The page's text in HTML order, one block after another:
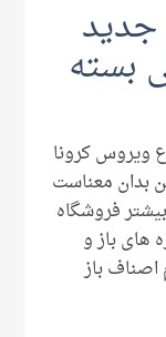
جدید
بسته
ویروس کرونا
بدان معناست
فروشگاه
های باز و
اصناف باز